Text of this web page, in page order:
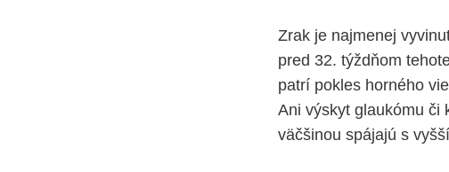
Zrak je najmenej
pred 32. týždňom
patrí pokles horného
Ani výskyt glaukómu či
väčšinou spájajú s